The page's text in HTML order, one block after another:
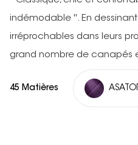
indémodable ''. En
irréprochables dans leurs
grand nombre de canapés
45 Matières